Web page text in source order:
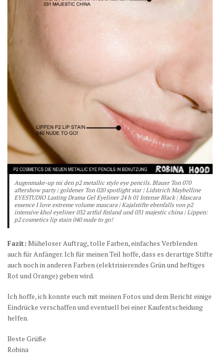
Augenmake-up mi den p2 metallic style eye pencils. Blauer Ton 070
aftershow party | goldener Ton 020 spotlight star | Lidstrich Maybelline
EYESTUDIO Lasting Drama Gel Eyeliner 24 h 01 Intense Black | Mascara
essence I love extreme volume mascara | Kajalstifte ebenfalls von p2
intensive khol eyeliner 032 artful finland und 031 majestic china | Lippen:
p2 cosmetics lip stain 040 nude to go!
Fazit: Müheloser Auftrag, tolle Farben, einfaches Verblenden
auch für Anfänger. Ich für meinen Teil hoffe, dass es derartige Stifte
auch noch in anderen Farben (elektrisierendes Grün und heftiges
Rot und Orange) geben wird.
Ich hoffe, ich konnte euch mit meinen Fotos und dem Bericht einige
Eindrücke verschaffen und eventuell bei einer Kaufentscheidung
helfen.
Beste Grüße
Robina